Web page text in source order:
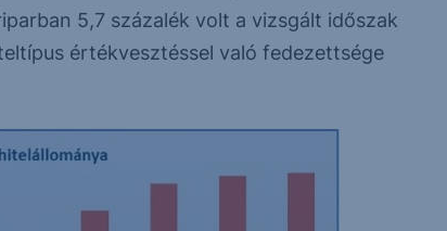
5,7 százalék volt a vizsgált időszak
értékvesztéssel való fedezettsége